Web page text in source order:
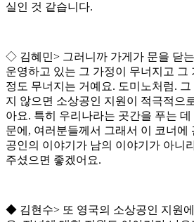
실인 것 같습니다.
◇ 김혜민> 그러니까 가게가 문을 닫
운영하고 있는 그 가정이 무너지고 그
정도 무너지는 거예요. 도미노처럼. 그
지 않으면 소상공인 지원이 적극적으
아요. 특히 우리나라는 곳간을 푸는
문에 , 여러분들께서 그래서 이 코너에
공인의 이야기가 남의 이야기가 아니
주셨으면 좋겠어요.
◆ 김현수> 또 영국의 소상공인 지원